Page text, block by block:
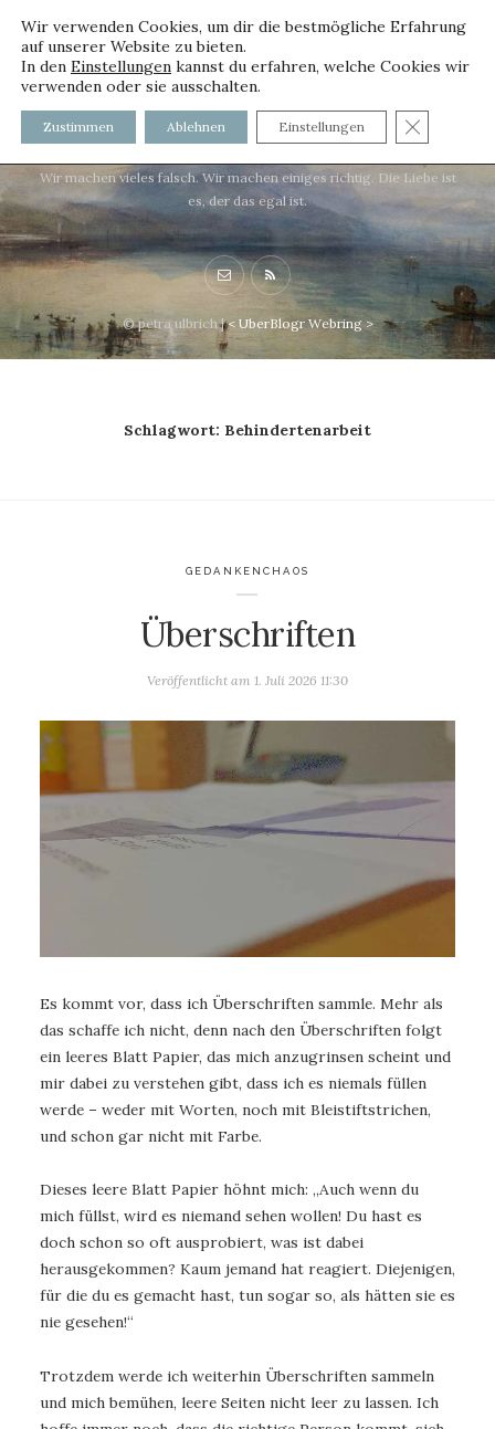
voller worte - mit und ohne
Innenfutter
Wir machen vieles falsch. Wir machen einiges richtig. Die Liebe ist
es, der das egal ist.
© petra ulbrich |< UberBlogr Webring >
Schlagwort: Behindertenarbeit
GEDANKENCHAOS
Überschriften
Veröffentlicht am 1. Juli 2026 11:30
Es kommt vor, dass ich Überschriften sammle. Mehr als
das schaffe ich nicht, denn nach den Überschriften folgt
ein leeres Blatt Papier, das mich anzugrinsen scheint und
mir dabei zu verstehen gibt, dass ich es niemals füllen
werde – weder mit Worten, noch mit Bleistiftstrichen,
und schon gar nicht mit Farbe.
Dieses leere Blatt Papier höhnt mich: „Auch wenn du
mich füllst, wird es niemand sehen wollen! Du hast es
doch schon so oft ausprobiert, was ist dabei
herausgekommen? Kaum jemand hat reagiert. Diejenigen,
für die du es gemacht hast, tun sogar so, als hätten sie es
nie gesehen!“
Trotzdem werde ich weiterhin Überschriften sammeln
und mich bemühen, leere Seiten nicht leer zu lassen. Ich
Wir verwenden Cookies, um dir die bestmögliche Erfahrung
auf unserer Website zu bieten.
In den Einstellungen kannst du erfahren, welche Cookies wir
verwenden oder sie ausschalten.
Zustimmen Ablehnen Einstellungen GDPR